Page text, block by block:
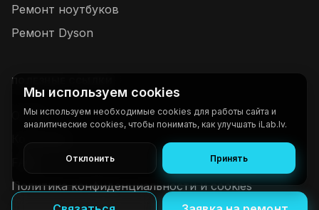
Ремонт ноутбуков
Ремонт Dyson
ПОЛЕЗНЫЕ ССЫЛКИ
О нас
Контакты
Политика конфиденциальности и cookies
Мы используем cookies
Мы используем необходимые cookies для работы сайта и
аналитические cookies, чтобы понимать, как улучшать iLab.lv.
Отклонить Принять